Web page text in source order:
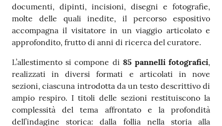
documenti, dipinti, incisioni, disegni e fotografie,
molte delle quali inedite, il percorso espositivo
accompagna il visitatore in un viaggio articolato e
approfondito, frutto di anni di ricerca del curatore.
L’allestimento si compone di 85 pannelli fotografici,
realizzati in diversi formati e articolati in nove
sezioni, ciascuna introdotta da un testo descrittivo di
ampio respiro. I titoli delle sezioni restituiscono la
complessità del tema affrontato e la profondità
dell’indagine storica: dalla follia nella storia alla